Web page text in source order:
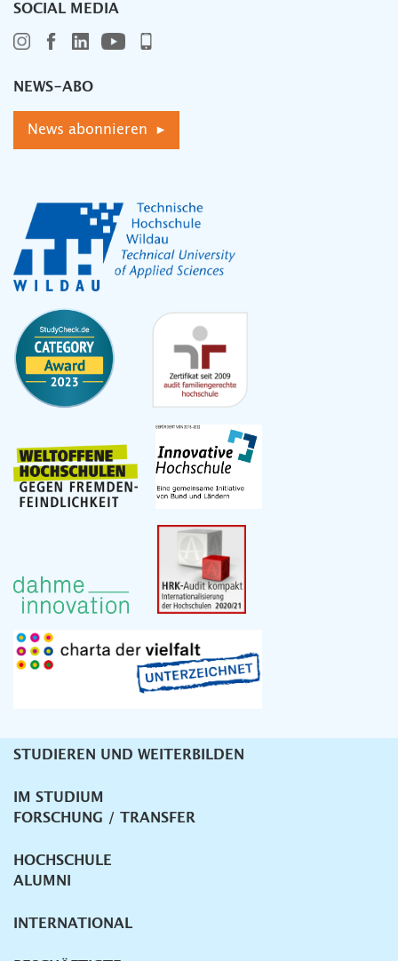
SOCIAL MEDIA
NEWS-ABO
News abonnieren ▸
Unternavigation
STUDIEREN UND WEITERBILDEN
IM STUDIUM
FORSCHUNG / TRANSFER
HOCHSCHULE
ALUMNI
INTERNATIONAL